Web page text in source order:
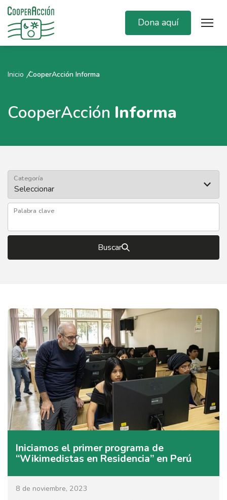
Dona aquí
Inicio CooperAcción Informa
CooperAcción Informa
Categoría
Palabra clave
Buscar
Iniciamos el primer programa de
“Wikimedistas en Residencia” en Perú
8 de noviembre, 2023